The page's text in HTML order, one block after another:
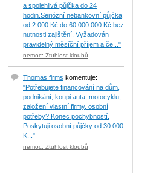
a spolehlivá půjčka do 24
hodin.Seriózní nebankovní půjčka
od 2 000 Kč do 60 000 000 Kč bez
nutnosti zajištění. Vyžadován
pravidelný měsíční příjem a če..."
nemoc: Ztuhlost kloubů
Thomas firms komentuje:
"Potřebujete financování na dům,
podnikání, koupi auta, motocyklu,
založení vlastní firmy, osobní
potřeby? Konec pochybností.
Poskytuji osobní půjčky od 30 000
K..."
nemoc: Ztuhlost kloubů